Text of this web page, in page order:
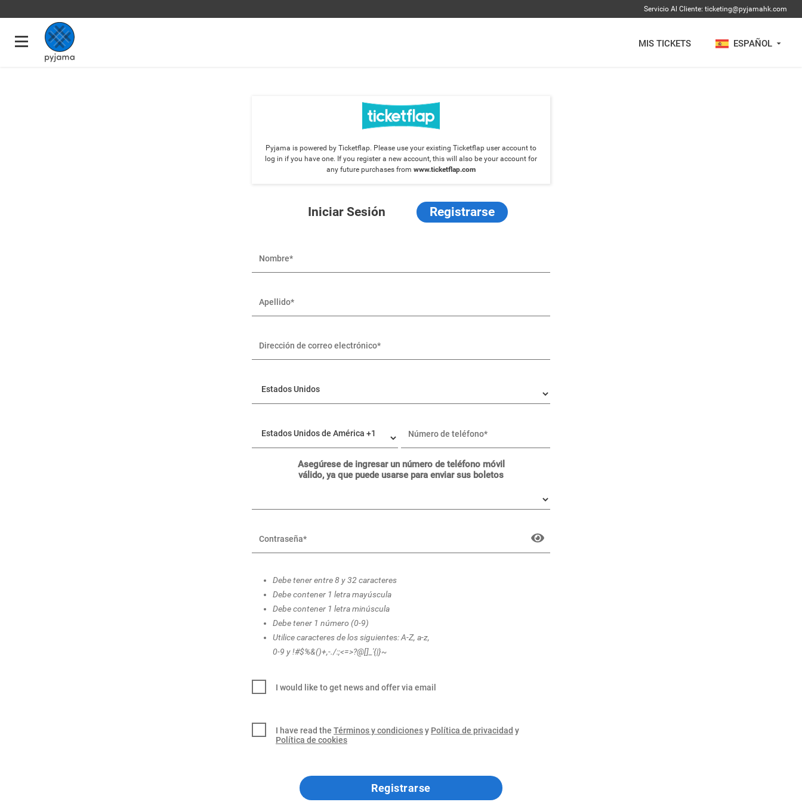
Servicio Al Cliente: ticketing@pyjamahk.com
ESPAÑOL
MIS TICKETS
Pyjama is powered by Ticketflap. Please use your existing Ticketflap user account to
log in if you have one. If you register a new account, this will also be your account for
any future purchases from www.ticketflap.com
Iniciar Sesión Registrarse
Asegúrese de ingresar un número de teléfono móvil
válido, ya que puede usarse para enviar sus boletos
Debe tener entre 8 y 32 caracteres
Debe contener 1 letra mayúscula
Debe contener 1 letra minúscula
Debe tener 1 número (0-9)
Utilice caracteres de los siguientes: A-Z, a-z,
0-9 y !#$%&()+,-./:;<=>?@[]_'{|}~
I would like to get news and offer via email
I have read the Términos y condicionesy Política de privacidad y
Política de cookies
Registrarse